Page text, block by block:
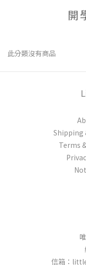
開
此分類沒有商品
Shipping
Terms
信箱：